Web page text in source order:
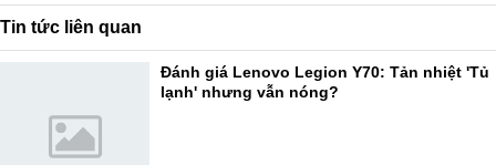
Tin tức liên quan
Đánh giá Lenovo Legion Y70: Tản nhiệt 'Tủ
lạnh' nhưng vẫn nóng?